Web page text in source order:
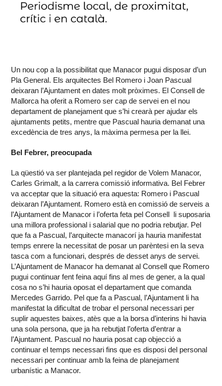
Un nou cop a la possibilitat que Manacor pugui disposar d’un
Pla General. Els arquitectes Bel Romero i Joan Pascual
deixaran l’Ajuntament en dates molt pròximes. El Consell de
Mallorca ha oferit a Romero ser cap de servei en el nou
departament de planejament que s’hi crearà per ajudar els
ajuntaments petits, mentre que Pascual hauria demanat una
excedència de tres anys, la màxima permesa per la llei.
Bel Febrer, preocupada
La qüestió va ser plantejada pel regidor de Volem Manacor,
Carles Grimalt, a la carrera comissió informativa. Bel Febrer
va acceptar que la situació era aquesta: Romero i Pascual
deixaran l’Ajuntament. Romero està en comissió de serveis a
l’Ajuntament de Manacor i l’oferta feta pel Consell li suposaria
una millora professional i salarial que no podria rebutjar. Pel
que fa a Pascual, l’arquitecte manacorí ja hauria manifestat
temps enrere la necessitat de posar un parèntesi en la seva
tasca com a funcionari, després de desset anys de servei.
L’Ajuntament de Manacor ha demanat al Consell que Romero
pugui continuar fent feina aquí fins al mes de gener, a la qual
cosa no s’hi hauria oposat el departament que comanda
Mercedes Garrido. Pel que fa a Pascual, l’Ajuntament li ha
manifestat la dificultat de trobar el personal necessari per
suplir aquestes baixes, atès que a la borsa d’interins hi havia
una sola persona, que ja ha rebutjat l’oferta d’entrar a
l’Ajuntament. Pascual no hauria posat cap objecció a
continuar el temps necessari fins que es disposi del personal
necessari per continuar amb la feina de planejament
urbanístic a Manacor.